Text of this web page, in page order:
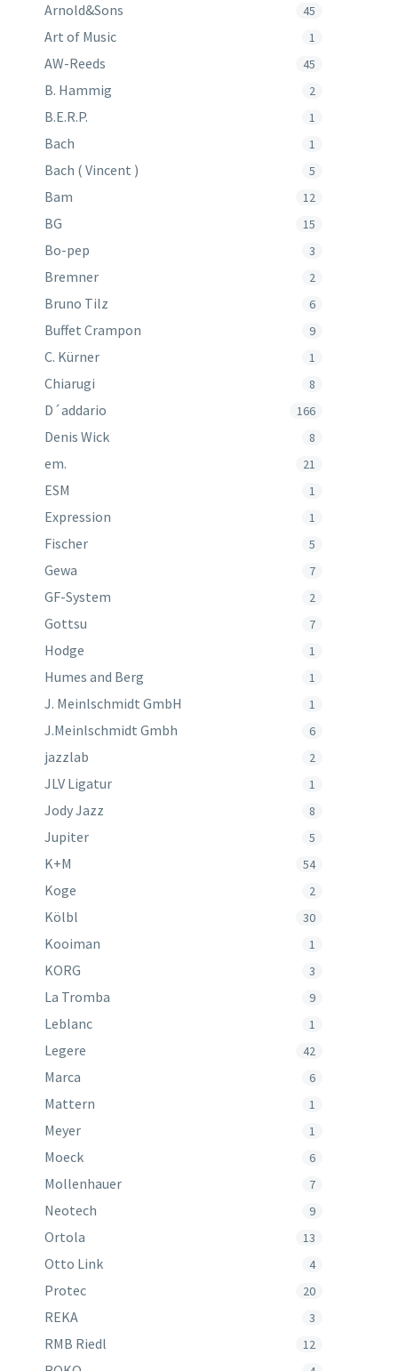
Arnold&Sons 45
Art of Music 1
AW-Reeds 45
B. Hammig 2
B.E.R.P. 1
Bach 1
Bach ( Vincent ) 5
Bam 12
BG 15
Bo-pep 3
Bremner 2
Bruno Tilz 6
Buffet Crampon 9
C. Kürner 1
Chiarugi 8
D´addario 166
Denis Wick 8
em. 21
ESM 1
Expression 1
Fischer 5
Gewa 7
GF-System 2
Gottsu 7
Hodge 1
Humes and Berg 1
J. Meinlschmidt GmbH 1
J.Meinlschmidt Gmbh 6
jazzlab 2
JLV Ligatur 1
Jody Jazz 8
Jupiter 5
K+M 54
Koge 2
Kölbl 30
Kooiman 1
KORG 3
La Tromba 9
Leblanc 1
Legere 42
Marca 6
Mattern 1
Meyer 1
Moeck 6
Mollenhauer 7
Neotech 9
Ortola 13
Otto Link 4
Protec 20
REKA 3
RMB Riedl 12